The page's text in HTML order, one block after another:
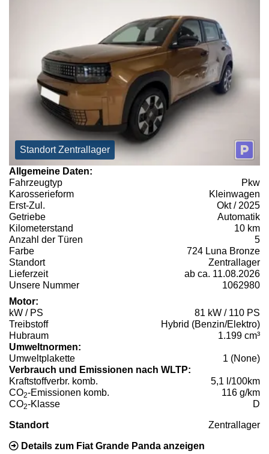
Standort Zentrallager
Allgemeine Daten:
Fahrzeugtyp
Pkw
Karosserieform
Kleinwagen
Erst-Zul.
Okt / 2025
Getriebe
Automatik
Kilometerstand
10 km
Anzahl der Türen
5
Farbe
724 Luna Bronze
Standort
Zentrallager
Lieferzeit
ab ca. 11.08.2026
Unsere Nummer
1062980
Motor:
kW / PS
81 kW / 110 PS
Treibstoff
Hybrid (Benzin/Elektro)
Hubraum
1.199 cm³
Umweltnormen:
Umweltplakette
1 (None)
Verbrauch und Emissionen nach WLTP:
Kraftstoffverbr. komb.
5,1 l/100km
CO2-Emissionen komb.
116 g/km
CO2-Klasse D
Standort Zentrallager
Details zum Fiat Grande Panda anzeigen